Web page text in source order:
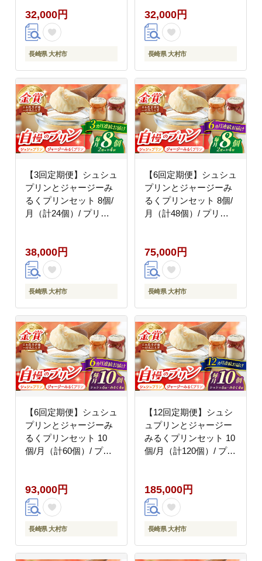
[ACAA300]
32,000円
長崎県 大村市
むら夢ファームシュシ
ュ [ACAA312]
32,000円
長崎県 大村市
【3回定期便】シュシュ
プリンとジャージーみ
るくプリンセット 8個/
月（計24個）/ プリン
むら夢ファームシュシ
ュ [ACAA316]
38,000円
長崎県 大村市
【6回定期便】シュシュ
プリンとジャージーみ
るくプリンセット 8個/
月（計48個）/ プリン
むら夢ファームシュシ
ュ [ACAA317]
75,000円
長崎県 大村市
【6回定期便】シュシュ
プリンとジャージーみ
るくプリンセット 10
個/月（計60個）/ プリ
おおむら夢ファームシ
ュシュ [ACAA321]
93,000円
長崎県 大村市
【12回定期便】シュシ
ュプリンとジャージー
みるくプリンセット 10
個/月（計120個）/ プリ
おおむら夢ファームシ
ュシュ [ACAA323]
185,000円
長崎県 大村市